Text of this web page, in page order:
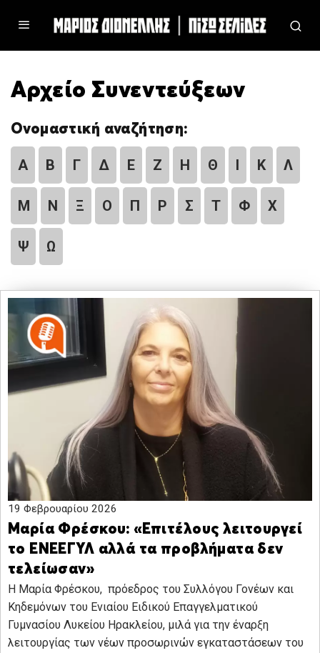
Αρχείο Συνεντεύξεων
Ονομαστική αναζήτηση:
Α Β Γ Δ Ε Ζ Η Θ Ι Κ Λ
Μ Ν Ξ Ο Π Ρ Σ Τ Φ Χ
Ψ Ω
19 Φεβρουαρίου 2026
Μαρία Φρέσκου: «Επιτέλους λειτουργεί
το ΕΝΕΕΓΥΛ αλλά τα προβλήματα δεν
τελείωσαν»
H Μαρία Φρέσκου, πρόεδρος του Συλλόγου Γονέων και
Κηδεμόνων του Ενιαίου Ειδικού Επαγγελματικού
Γυμνασίου Λυκείου Ηρακλείου, μιλά για την έναρξη
λειτουργίας των νέων προσωρινών εγκαταστάσεων του